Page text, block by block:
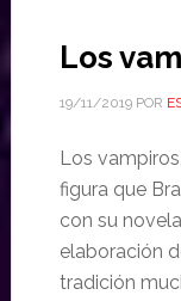
Los
19/11/2019POR
Los
figura que
con su
elaboración
tradición